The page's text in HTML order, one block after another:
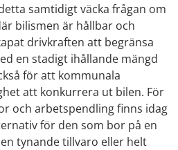
samtidigt väcka frågan om
bilismen är hållbar och
drivkraften att begränsa
en stadigt ihållande mängd
för att kommunala
att konkurrera ut bilen. För
och arbetspendling finns idag
för den som bor på en
tynande tillvaro eller helt